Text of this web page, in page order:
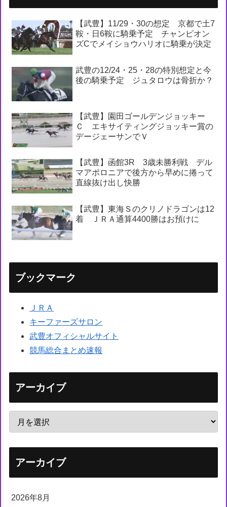
【武豊】11/29・30の想定 京都で土7
鞍・日6鞍に騎乗予定 チャンピオン
ズCでメイショウハリオに騎乗が決定
武豊の12/24・25・28の特別想定と今
後の騎乗予定 ジュタロウは骨折か？
【武豊】園田ゴールデンジョッキー
Ｃ エキサイティングジョッキー賞の
デージェーサンでＶ
【武豊】函館3R 3歳未勝利戦 デル
マアポロニアで後方から早めに捲って
直線抜け出し快勝
【武豊】東海Ｓのクリノドラゴンは12
着 ＪＲＡ通算4400勝はお預けに
ブックマーク
ＪＲＡ
キーファーズサロン
武豊オフィシャルサイト
競馬総合まとめ速報
アーカイブ
アーカイブ
2026年8月